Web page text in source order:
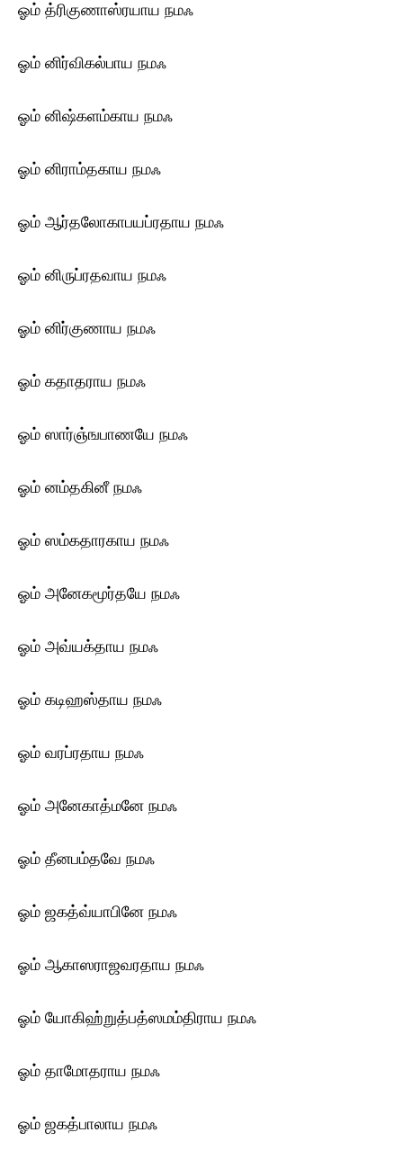
ஓம் த்ரிகுணாஸ்ரயாய ந‌மஃ
ஓம் னிர்விகல்பாய ந‌மஃ
ஓம் னிஷ்களம்காய ந‌மஃ
ஓம் னிராம்தகாய ந‌மஃ
ஓம் ஆர்தலோகாபயப்ரதாய ந‌மஃ
ஓம் னிருப்ரதவாய ந‌மஃ
ஓம் னிர்குணாய ந‌மஃ
ஓம் கதாதராய ந‌மஃ
ஓம் ஸார்ஞ்ஙபாணயே ந‌மஃ
ஓம் னம்தகினீ ந‌மஃ
ஓம் ஸம்கதாரகாய ந‌மஃ
ஓம் அனேகமூர்தயே ந‌மஃ
ஓம் அவ்யக்தாய ந‌மஃ
ஓம் கடிஹஸ்தாய ந‌மஃ
ஓம் வரப்ரதாய ந‌மஃ
ஓம் அனேகாத்மனே ந‌மஃ
ஓம் தீனபம்தவே ந‌மஃ
ஓம் ஜகத்வ்யாபினே ந‌மஃ
ஓம் ஆகாஸராஜவரதாய ந‌மஃ
ஓம் யோகிஹ்றுத்பத்ஸமம்திராய ந‌மஃ
ஓம் தாமோதராய ந‌மஃ
ஓம் ஜகத்பாலாய ந‌மஃ